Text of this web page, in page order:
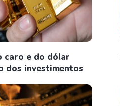
caro e do dólar
dos investimentos